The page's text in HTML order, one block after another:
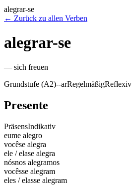
alegrar-se
← Zurück zu allen Verben
alegrar-se
— sich freuen
Grundstufe (A2)--arRegelmäßigReflexiv
Presente
PräsensIndikativ
eume alegro
vocêse alegra
ele / elase alegra
nósnos alegramos
vocêsse alegram
eles / elasse alegram